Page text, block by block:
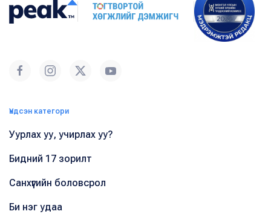
Үндсэн категори
Уурлах уу, учирлах уу?
Бидний 17 зорилт
Санхүүгийн боловсрол
Би нэг удаа